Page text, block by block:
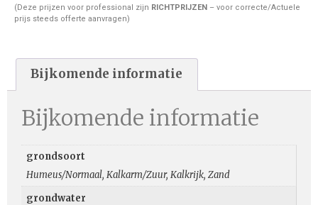
(Deze prijzen voor professional zijn RICHTPRIJZEN – voor correcte/Actuele
prijs steeds offerte aanvragen)
Bijkomende informatie
Bijkomende informatie
grondsoort
Humeus/Normaal, Kalkarm/Zuur, Kalkrijk, Zand
grondwater